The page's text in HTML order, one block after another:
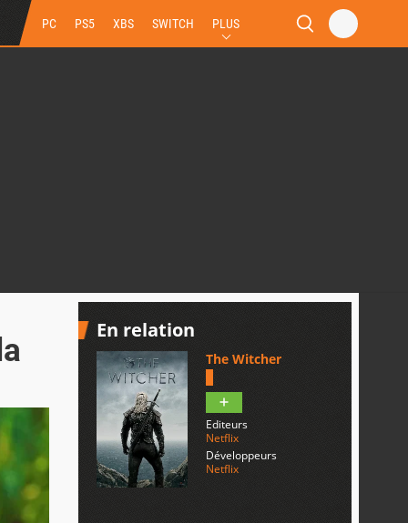
PC PS5 XBS SWITCH PLUS
En relation
The Witcher
Editeurs
Netflix
Développeurs
Netflix